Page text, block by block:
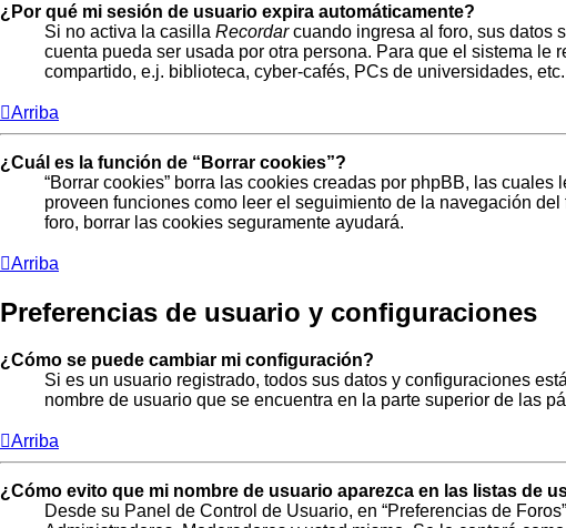
¿Por qué mi sesión de usuario expira automáticamente?
Si no activa la casilla Recordarcuando ingresa al foro, sus datos
cuenta pueda ser usada por otra persona. Para que el sistema
compartido, e.j. biblioteca, cyber-cafés, PCs de universidades,
Arriba
¿Cuál es la función de “Borrar cookies”?
“Borrar cookies” borra las cookies creadas por phpBB, las
proveen funciones como leer el seguimiento de la navegación
foro, borrar las cookies seguramente ayudará.
Arriba
Preferencias de usuario y configuraciones
¿Cómo se puede cambiar mi configuración?
Si es un usuario registrado, todos sus datos y configuraciones
nombre de usuario que se encuentra en la parte superior de las
Arriba
¿Cómo evito que mi nombre de usuario aparezca en las listas de
Desde su Panel de Control de Usuario, en “Preferencias de